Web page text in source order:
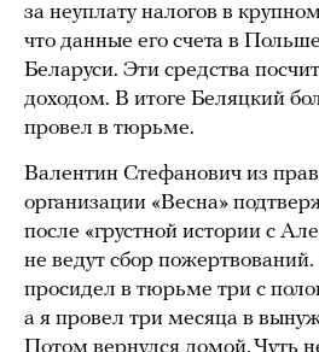
за неуплату налогов в
что данные его счета в
Беларуси. Эти средства
доходом. В итоге Беляцкий
провел в тюрьме.
Валентин Стефанович из
организации «Весна»
после «грустной истории с
не ведут сбор пожертвований.
просидел в тюрьме три с
а я провел три месяца в